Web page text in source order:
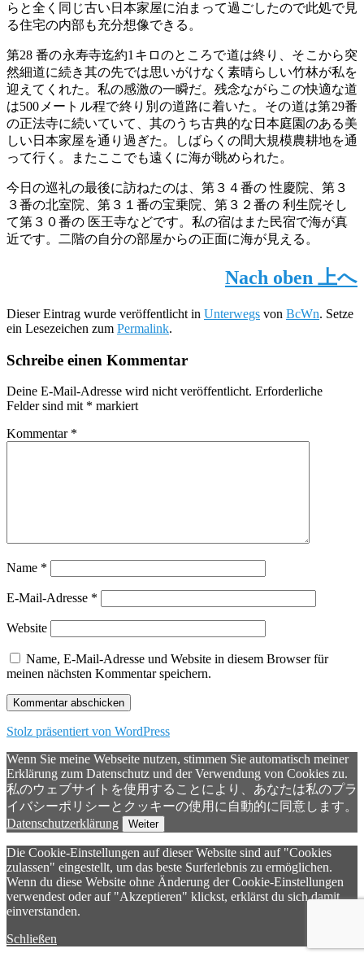
らと全く同じ古い日本家屋に泊まって過ごしたので此処で見
る住宅の内部も充分想像できる。
第28 番の永寿寺迄約1キロのところで道は終り、そこから突
然細道に続き其の先では思いがけなく素晴らしい竹林が私を
迎えてくれた。私の感激の一瞬だ。残念ながらこの快適な道
は500メートル程で終り別の道路に着いた。その道は第29番
の正法寺に続いていて、其のうち古典的な日本庭園のある美
しい日本家屋を通り過ぎた。しばらくの間大規模農耕地を通
って行く。またここでも遠くに海が眺められた。
今日の巡礼の最後に訪ねたのは、第３４番の 性慶院、第３
３番の北室院、第３１番の宝乗院、第３２番の 利生院そし
て第３０番の 医王寺などです。私の宿はまた民宿で海が真
近です。二階の自分の部屋からの正面に海が見える。
Nach oben 上へ
Dieser Eintrag wurde veröffentlicht in Unterwegs von BcWn. Setze
ein Lesezeichen zum Permalink.
Schreibe einen Kommentar
Deine E-Mail-Adresse wird nicht veröffentlicht. Erforderliche
Felder sind mit * markiert
Kommentar *
Name *
E-Mail-Adresse *
Website
Name, E-Mail-Adresse und Website in diesem Browser für
meinen nächsten Kommentar speichern.
Stolz präsentiert von WordPress
Wenn Sie meine Webseite nutzen, stimmen Sie automatisch meiner
Erklärung zum Datenschutz und der Verwendung von Cookies zu.
私のウェブサイトを使用することにより、あなたは私のプラ
イバシーポリシーとクッキーの使用に自動的に同意します。
Datenschutzerklärung
Weiter
Die Cookie-Einstellungen auf dieser Website sind auf "Cookies
zulassen" eingestellt, um das beste Surferlebnis zu ermöglichen.
Wenn du diese Website ohne Änderung der Cookie-Einstellungen
verwendest oder auf "Akzeptieren" klickst, erklärst du sich damit
einverstanden.
Schließen